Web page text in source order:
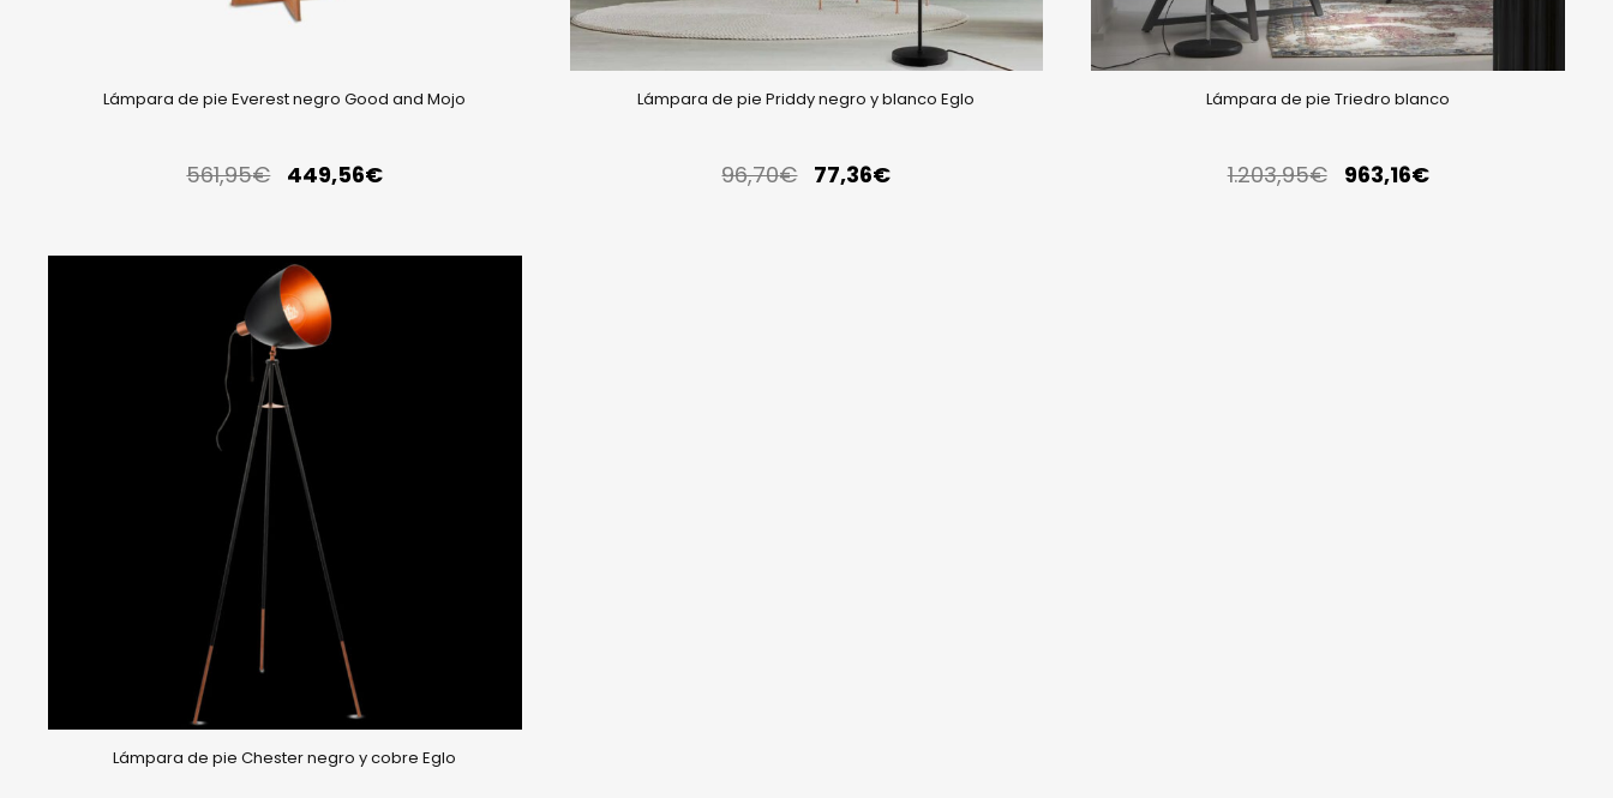
Lámpara de pie Everest negro Good and Mojo
561,95€ 449,56€
Lámpara de pie Priddy negro y blanco Eglo
96,70€ 77,36€
Lámpara de pie Triedro blanco
1.203,95€ 963,16€
Lámpara de pie Chester negro y cobre Eglo